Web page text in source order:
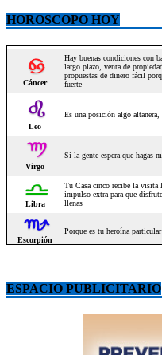
HOROSCOPO HOY
ESPACIO PUBLICITARIO